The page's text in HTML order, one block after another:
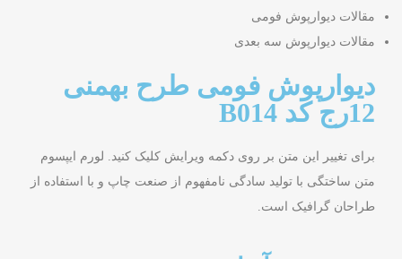
مقالات دیوارپوش فومی
مقالات دیوارپوش سه بعدی
دیوارپوش فومی طرح بهمنی
12رج کد B014
برای تغییر این متن بر روی دکمه ویرایش کلیک کنید. لورم ایپسوم
متن ساختگی با تولید سادگی نامفهوم از صنعت چاپ و با استفاده از
طراحان گرافیک است.